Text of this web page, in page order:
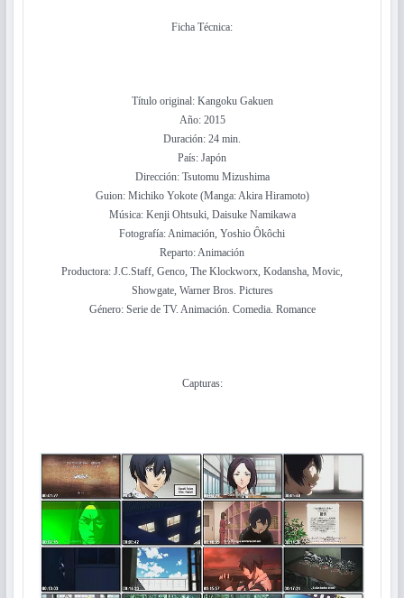
Ficha Técnica:
Título original: Kangoku Gakuen
Año: 2015
Duración: 24 min.
País: Japón
Dirección: Tsutomu Mizushima
Guion: Michiko Yokote (Manga: Akira Hiramoto)
Música: Kenji Ohtsuki, Daisuke Namikawa
Fotografía: Animación, Yoshio Ôkôchi
Reparto: Animación
Productora: J.C.Staff, Genco, The Klockworx, Kodansha, Movic,
Showgate, Warner Bros. Pictures
Género: Serie de TV. Animación. Comedia. Romance
Capturas: